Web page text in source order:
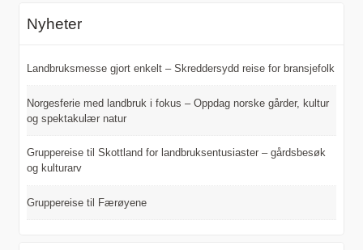
Image: Spelet om Heilag Olav på Stiklestad
Nyheter
Landbruksmesse gjort enkelt – Skreddersydd reise for bransjefolk
Norgesferie med landbruk i fokus – Oppdag norske gårder, kultur
og spektakulær natur
Gruppereise til Skottland for landbruksentusiaster – gårdsbesøk
og kulturarv
Gruppereise til Færøyene